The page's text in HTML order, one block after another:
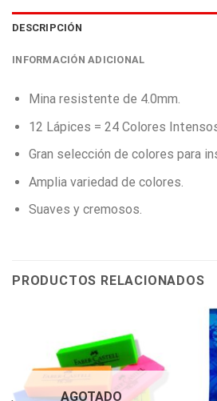
DESCRIPCIÓN
INFORMACIÓN ADICIONAL
Mina resistente de 4.0mm.
12 Lápices = 24 Colores
Gran selección de colores para
Amplia variedad de colores.
Suaves y cremosos.
PRODUCTOS RELACIONADOS
AGOTADO